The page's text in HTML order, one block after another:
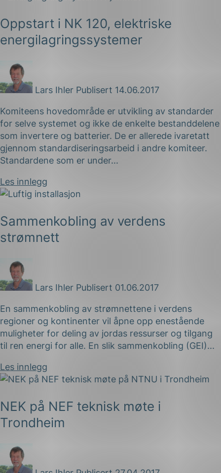
Oppstart i NK 120, elektriske
energilagringssystemer
Lars Ihler Publisert 14.06.2017
Komiteens hovedområde er utvikling av standarder
for selve systemet og ikke de enkelte bestanddelene
som invertere og batterier. De er allerede ivaretatt
gjennom standardiseringsarbeid i andre komiteer.
Standardene som er under...
Les innlegg
Sammenkobling av verdens
strømnett
Lars Ihler Publisert 01.06.2017
En sammenkobling av strømnettene i verdens
regioner og kontinenter vil åpne opp enestående
muligheter for deling av jordas ressurser og tilgang
til ren energi for alle. En slik sammenkobling (GEI)...
Les innlegg
NEK på NEF teknisk møte i
Trondheim